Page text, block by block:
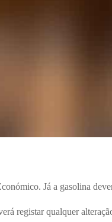
Já a gasolina
registar qualquer